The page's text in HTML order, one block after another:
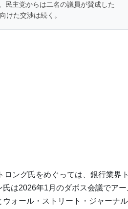
民主党からは二名の議員が賛成した
けた交渉は続く。
ング氏をめぐっては、銀行業界
は2026年1月のダボス会議でアー
ォール・ストリート・ジャーナ